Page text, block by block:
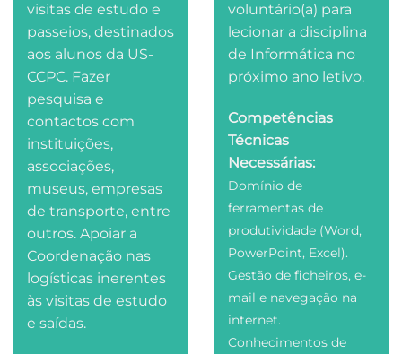
visitas de estudo e
passeios, destinados
aos alunos da US-
CCPC. Fazer
pesquisa e
contactos com
instituições,
associações,
museus, empresas
de transporte, entre
outros. Apoiar a
Coordenação nas
logísticas inerentes
às visitas de estudo
e saídas.
voluntário(a) para
lecionar a disciplina
de Informática no
próximo ano letivo.
Competências
Técnicas
Necessárias:
Domínio de
ferramentas de
produtividade (Word,
PowerPoint, Excel).
Gestão de ficheiros, e-
mail e navegação na
internet.
Conhecimentos de